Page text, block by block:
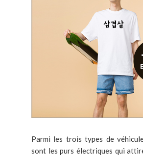
Parmi les trois types de
sont les purs électriques qui